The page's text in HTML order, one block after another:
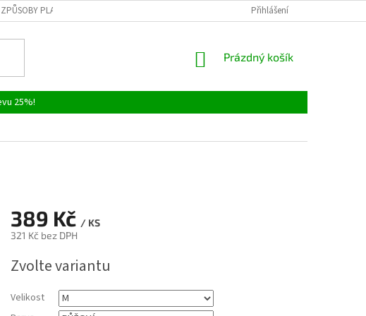
ZPŮSOBY PLATBY VELKOOBCHOD
Přihlášení
NÁKUPNÍ
Prázdný košík
25%!
389 Kč / KS
321 Kč bez DPH
cena:
Zvolte variantu
Velikost